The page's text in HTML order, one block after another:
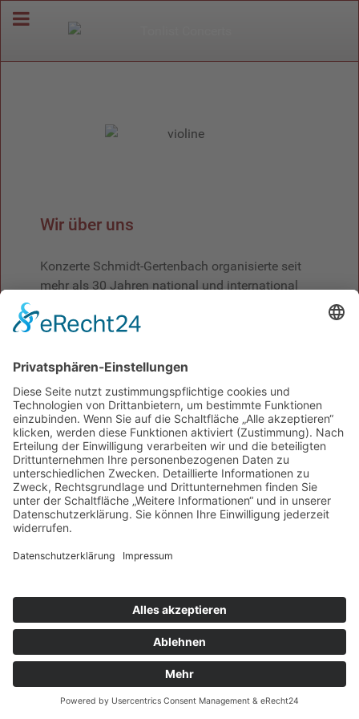
Wir über uns
Konzerte Schmidt-Gertenbach organisierte seit
mehr als 30 Jahren national und international
Concerts diese Arbeit fort. Für die Realisierung
hochkarätigen Solisten, Orchestern und Ensembles
zusammen, mit denen schon langjährige
Kooperationen bestehen.
Unsere neue Website ist bereits in Arbeit und wird
Anfang 2026 online gehen.
Copyright © Tonlist Concerts
Impressum|Datenschutz|Cookie-Einstellungen